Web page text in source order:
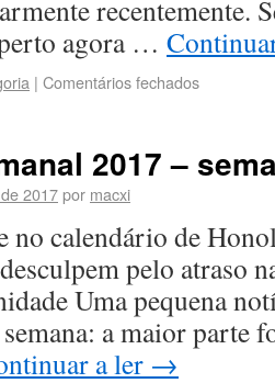
recentemente.
agora …
| Comentários fechados
2017 –
2017por macxi
no calendário de
pelo atraso
Uma pequena
a maior parte
a ler →